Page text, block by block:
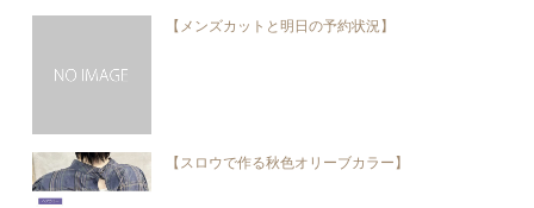
【メンズカットと明日の予約状況】
【スロウで作る秋色オリーブカラー】